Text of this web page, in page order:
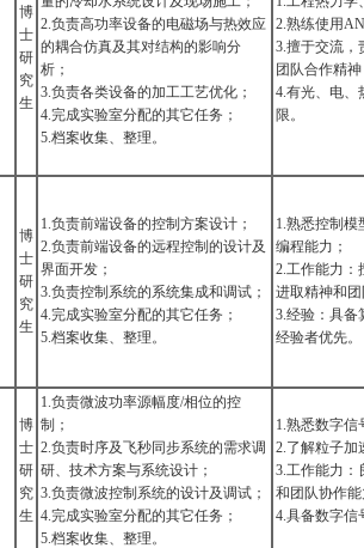
博
士
研
究
生
2.负责高功率设备的电磁场与热效应
的耦合仿真及其对结构的影响分
析；
3.负责各类设备的加工工艺优化；
4.完成实验室分配的其它任务；
5.档案收集、整理。
2.熟练使用
3.擅于交流，
团队合作精
4.有光、电、
限。
博
士
研
究
生
1.负责前端设备的控制方案设计；
2.负责前端设备的远程控制的设计及
界面开发；
3.负责控制系统的系统集成和调试；
4.完成实验室分配的其它任务；
5.档案收集、整理。
1.熟悉控制模
编程能力；
2.工作能力：
进取精神和
3.经验：具备
经验者优先。
博
士
研
究
生
1.负责微波功率源幅度/相位的控
制；
2.负责时序及飞秒同步系统的需求调
研、技术方案与系统设计；
3.负责微波控制系统的设计及调试；
4.完成实验室分配的其它任务；
5.档案收集、整理。
1.熟悉数字信
2.了解粒子加
3.工作能力：
和团队协作
4.具备数字信